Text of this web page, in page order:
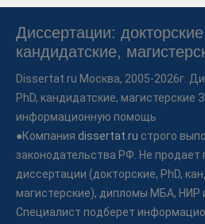
Диссертации:
кандидатские,
Dissertat.ru Москва, 2005-2026г.
PhD, кандидатские, магистерские
информационную помощь
●Компания dissertat.ru строго
законодательства РФ. Не продает
диссертации (докторские, PhD,
магистерские), дипломы МБА, НИР
Специалист подберет